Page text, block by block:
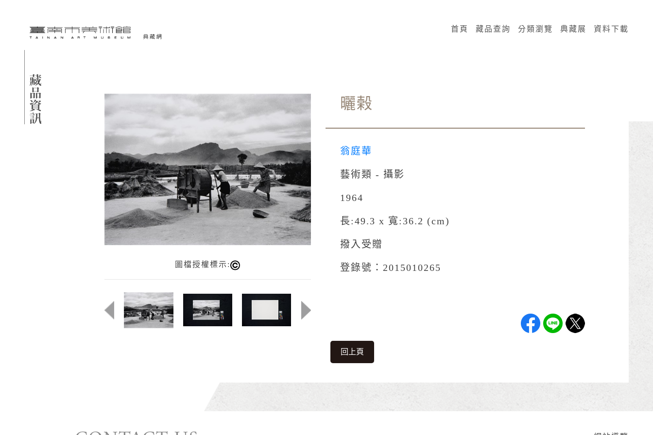
臺南市美術館-典藏網
網頁導覽
首頁 藏品查詢 分類瀏覽 典藏展 資料下載
:::
圖檔授權標示:
曬榖
翁庭華
藝術類 - 攝影
1964
長:49.3 x 寬:36.2 (cm)
撥入受贈
登錄號：2015010265
回上頁